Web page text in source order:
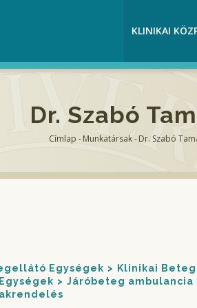
KLINIKAI
Dr. Szabó
Címlap -Munkatársak-Dr. Szabó
Egységek
Klinikai
Egységek
Járóbeteg ambulancia